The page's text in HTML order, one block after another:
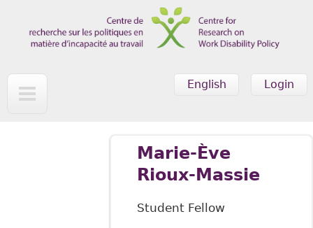
Login
English
Marie-Ève
Rioux-Massie
Student Fellow